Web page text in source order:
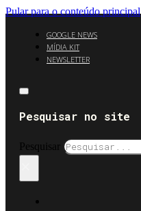
Pular para o conteúdo principal
GOOGLE NEWS
MÍDIA KIT
NEWSLETTER
Pesquisar no site
Pesquisar